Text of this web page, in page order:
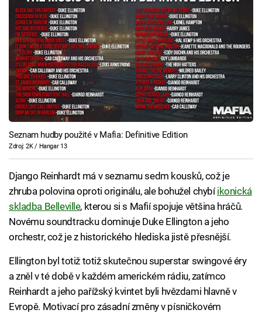
Seznam hudby použité v Mafia: Definitive Edition
Zdroj: 2K / Hangar 13
Django Reinhardt má v seznamu sedm kousků, což je
zhruba polovina oproti originálu, ale bohužel chybíikonická
skladba Belleville, kterou si s Mafií spojuje většina hráčů.
Novému soundtracku dominuje Duke Ellington a jeho
orchestr, což je z historického hlediska jistě přesnější.
Ellington byl totiž totiž skutečnou superstar swingové éry
a zněl v té době v každém americkém rádiu, zatímco
Reinhardt a jeho pařížský kvintet byli hvězdami hlavně v
Evropě. Motivací pro zásadní změny v písničkovém